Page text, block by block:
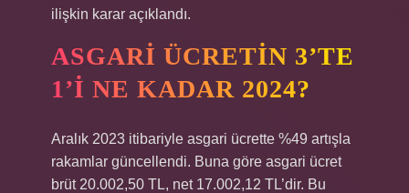
ilişkin karar açıklandı.
ASGARI ÜCRETIN 3’TE
1’I NE KADAR 2024?
Aralık 2023 itibariyle asgari ücrette %49 artışla
rakamlar güncellendi. Buna göre asgari ücret
brüt 20.002,50 TL, net 17.002,12 TL’dir. Bu